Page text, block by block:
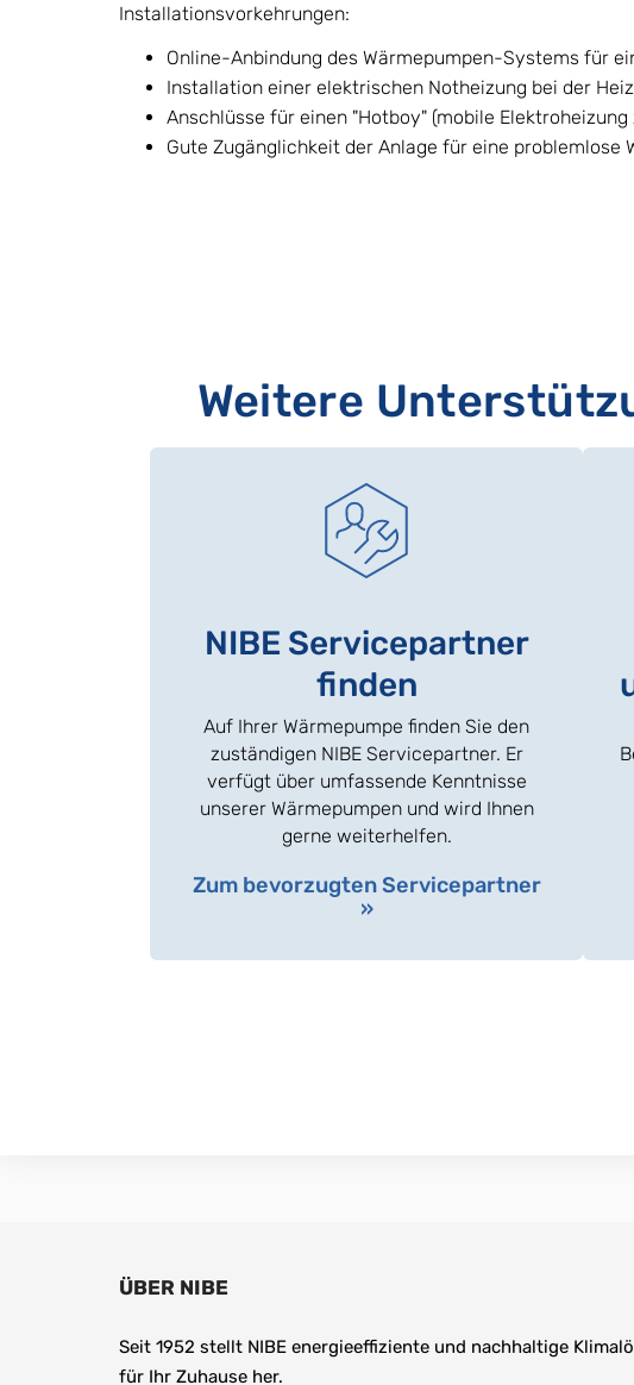
Installationsvorkehrungen:
Online-Anbindung des Wärmepumpen-Systems für
Installation einer elektrischen Notheizung bei der
Anschlüsse für einen "Hotboy" (mobile
Gute Zugänglichkeit der Anlage für eine problemlose
Weitere
NIBE Servicepartner
finden
Auf Ihrer Wärmepumpe finden Sie den
zuständigen NIBE Servicepartner. Er
verfügt über umfassende Kenntnisse
unserer Wärmepumpen und wird Ihnen
gerne weiterhelfen.
Zum bevorzugten Servicepartner
»
ÜBER NIBE
Seit 1952 stellt NIBE energieeffiziente und nachhaltige
für Ihr Zuhause her.